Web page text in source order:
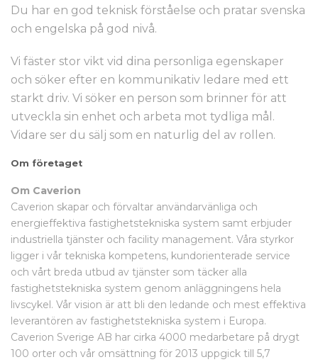
Du har en god teknisk förståelse och pratar svenska
och engelska på god nivå.
Vi fäster stor vikt vid dina personliga egenskaper
och söker efter en kommunikativ ledare med ett
starkt driv. Vi söker en person som brinner för att
utveckla sin enhet och arbeta mot tydliga mål.
Vidare ser du sälj som en naturlig del av rollen.
Om företaget
Om Caverion
Caverion skapar och förvaltar användarvänliga och
energieffektiva fastighetstekniska system samt erbjuder
industriella tjänster och facility management. Våra styrkor
ligger i vår tekniska kompetens, kundorienterade service
och vårt breda utbud av tjänster som täcker alla
fastighetstekniska system genom anläggningens hela
livscykel. Vår vision är att bli den ledande och mest effektiva
leverantören av fastighetstekniska system i Europa.
Caverion Sverige AB har cirka 4000 medarbetare på drygt
100 orter och vår omsättning för 2013 uppgick till 5,7